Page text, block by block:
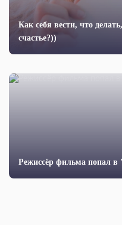
Как себя вести, что
счастье?))
Режиссёр фильма попал в